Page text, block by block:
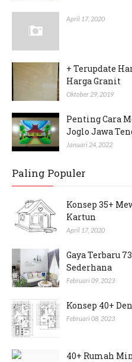
April 17, 2020
+ Terupdate
Harga Granit
Oktober 29, 2019
Penting Cara
Joglo Jawa
Januari 24, 2022
Paling Populer
Konsep 35+
Kartun
April 17, 2020
Gaya Terbaru
Sederhana
Februari 09, 2023
Konsep 40+
Februari 08, 2023
40+ Rumah